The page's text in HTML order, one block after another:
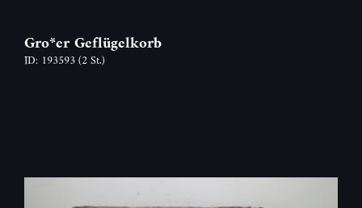
Gro*er Geflügelkorb
ID: 193593(2 St.)